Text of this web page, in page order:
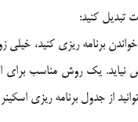
برنامه ريزي كنيد،
يك روش مناسب براي
از جدول برنامه ريزي اسكينر